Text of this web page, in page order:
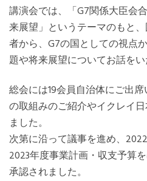
講演会では、「G7関係大臣会
来展望」というテーマのもと
者から、G7の国としての視点
題や将来展望についてお話をい
総会には19会員自治体にご出
の取組みのご紹介やイクレイ
ました。
次第に沿って議事を進め、
2023年度事業計画・収支予算
承認されました。